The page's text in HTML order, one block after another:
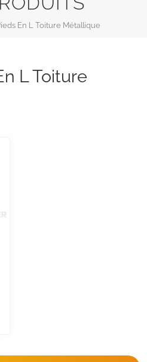
En L Toiture Métallique
L Toiture